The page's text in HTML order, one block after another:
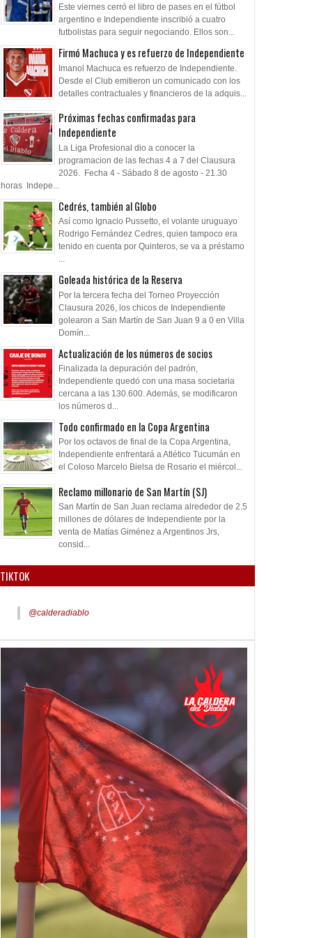
Este viernes cerró el libro de pases en el fútbol
argentino e Independiente inscribió a cuatro
futbolistas para seguir negociando. Ellos son...
Firmó Machuca y es refuerzo de Independiente
Imanol Machuca es refuerzo de Independiente.
Desde el Club emitieron un comunicado con los
detalles contractuales y financieros de la adquis...
Próximas fechas confirmadas para
Independiente
La Liga Profesional dio a conocer la
programacion de las fechas 4 a 7 del Clausura
2026. Fecha 4 - Sábado 8 de agosto - 21.30
horas Indepe...
Cedrés, también al Globo
Así como Ignacio Pussetto, el volante uruguayo
Rodrigo Fernández Cedres, quien tampoco era
tenido en cuenta por Quinteros, se va a préstamo
...
Goleada histórica de la Reserva
Por la tercera fecha del Torneo Proyección
Clausura 2026, los chicos de Independiente
golearon a San Martín de San Juan 9 a 0 en Villa
Domín...
Actualización de los números de socios
Finalizada la depuración del padrón,
Independiente quedó con una masa societaria
cercana a las 130.600. Además, se modificaron
los números d...
Todo confirmado en la Copa Argentina
Por los octavos de final de la Copa Argentina,
Independiente enfrentará a Atlético Tucumán en
el Coloso Marcelo Bielsa de Rosario el miércol...
Reclamo millonario de San Martín (SJ)
San Martín de San Juan reclama alrededor de 2.5
millones de dólares de Independiente por la
venta de Matías Giménez a Argentinos Jrs,
consid...
TIKTOK
@calderadiablo